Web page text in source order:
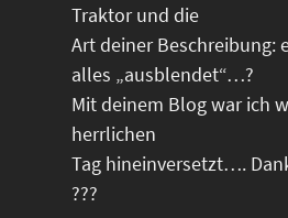
Traktor und die
Art deiner Beschreibung:
alles „ausblendet“…?
Mit deinem Blog war ich
herrlichen
Tag hineinversetzt….
???